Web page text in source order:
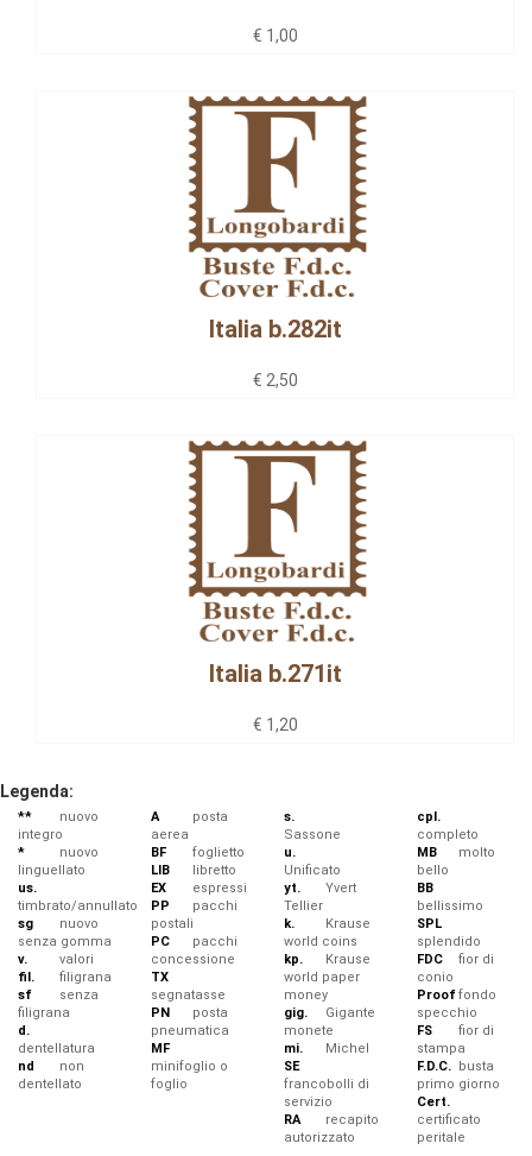
€ 1,00
Italia b.282it
€ 2,50
Italia b.271it
€ 1,20
Legenda:
**
nuovo
integro
*
nuovo
linguellato
us.
timbrato/annullato
sg
nuovo
senza gomma
v.
valori
fil.
filigrana
sf
senza
filigrana
d.
dentellatura
nd
non
dentellato
A
posta
aerea
BF
foglietto
LIB
libretto
EX
espressi
PP
pacchi
postali
PC
pacchi
concessione
TX
segnatasse
PN
posta
pneumatica
MF
minifoglio o
foglio
s.
Sassone
u.
Unificato
yt.
Yvert
Tellier
k.
Krause
world coins
kp.
Krause
world paper
money
gig.
Gigante
monete
mi.
Michel
SE
francobolli di
servizio
RA
recapito
autorizzato
cpl.
completo
MB
molto
bello
BB
bellissimo
SPL
splendido
FDC
fior di
conio
Prooffondo
specchio
FS
fior di
stampa
F.D.C. busta
primo giorno
Cert.
certificato
peritale